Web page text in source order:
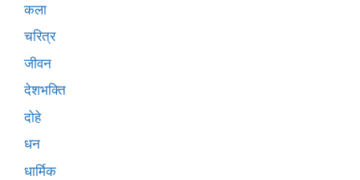
कला
चरित्र
जीवन
देशभक्ति
दोहे
धन
धार्मिक